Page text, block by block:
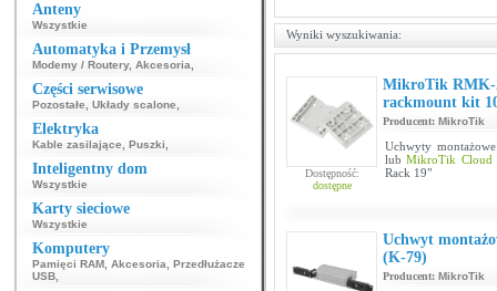
Anteny
Wszystkie
Automatyka i Przemysł
Modemy / Routery, Akcesoria
Części serwisowe
Pozostałe Układy scalone
Elektryka
Kable zasilające Puszki
Inteligentny dom
Wszystkie
Karty sieciowe
Wszystkie
Komputery
Pamięci RAM Akcesoria
Przedłużacze
USB
Wyniki wyszukiwania:
Dostępność:
dostępne
MikroTik RMK-
rackmount kit
Producent: MikroTik
Uchwyty
lubMikroTik Cloud
Rack 19"
Uchwyt
(K-79)
Producent: MikroTik